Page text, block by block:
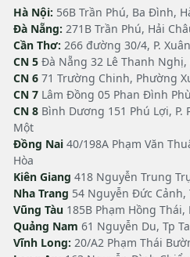
Hà Nội: 56B Trần Phú, Ba Đình,
Đà Nẵng: 271B Trần Phú, Hải
Cần Thơ: 266 đường 30/4, P.
CN 5 Đà Nẵng 32 Lê Thanh Nghị,
CN 6 71 Trường Chinh, Phường
CN 7 Lâm Đồng 05 Phan Đình
CN 8 Bình Dương 151 Phú Lợi, P.
Một
Đồng Nai 40/198A Phạm Văn
Hòa
Kiên Giang 418 Nguyễn Trung
Nha Trang 54 Nguyễn Đức Cảnh,
Vũng Tàu 185B Phạm Hồng
Quảng Nam 61 Nguyễn Du, Tp
Vĩnh Long: 20/A2 Phạm Thái